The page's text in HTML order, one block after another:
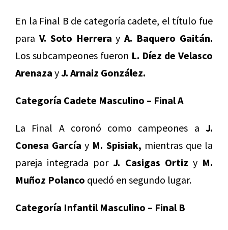
En la Final B de categoría cadete, el título fue
para V. Soto Herrera yA. Baquero Gaitán.
Los subcampeones fueron L. Díez de Velasco
Arenaza yJ. Arnaiz González.
Categoría Cadete Masculino – Final A
La Final A coronó como campeones a J.
Conesa García y M. Spisiak, mientras que la
pareja integrada porJ. Casigas Ortiz y M.
Muñoz Polanco quedó en segundo lugar.
Categoría Infantil Masculino – Final B